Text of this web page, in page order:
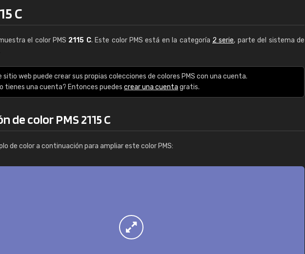
C
el color PMS 2115 C. Este color PMS está en la categoría 2 serie, parte del sistema de
sitio web puede crear sus propias colecciones de colores PMS con una cuenta.
tienes una cuenta? Entonces puedes crear una cuenta gratis.
de color PMS 2115 C
de color a continuación para ampliar este color PMS: